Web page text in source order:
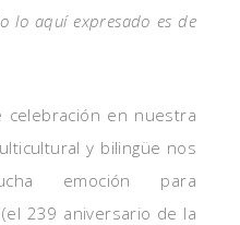
lo aquí expresado es de
celebración en nuestra
y bilingüe nos
emoción para
el 239 aniversario de la